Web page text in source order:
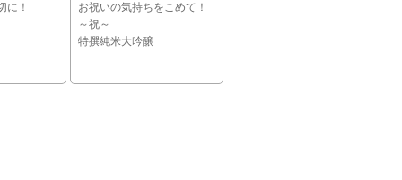
に！
お祝いの気持ちをこめて！
～祝～
特撰純米大吟醸